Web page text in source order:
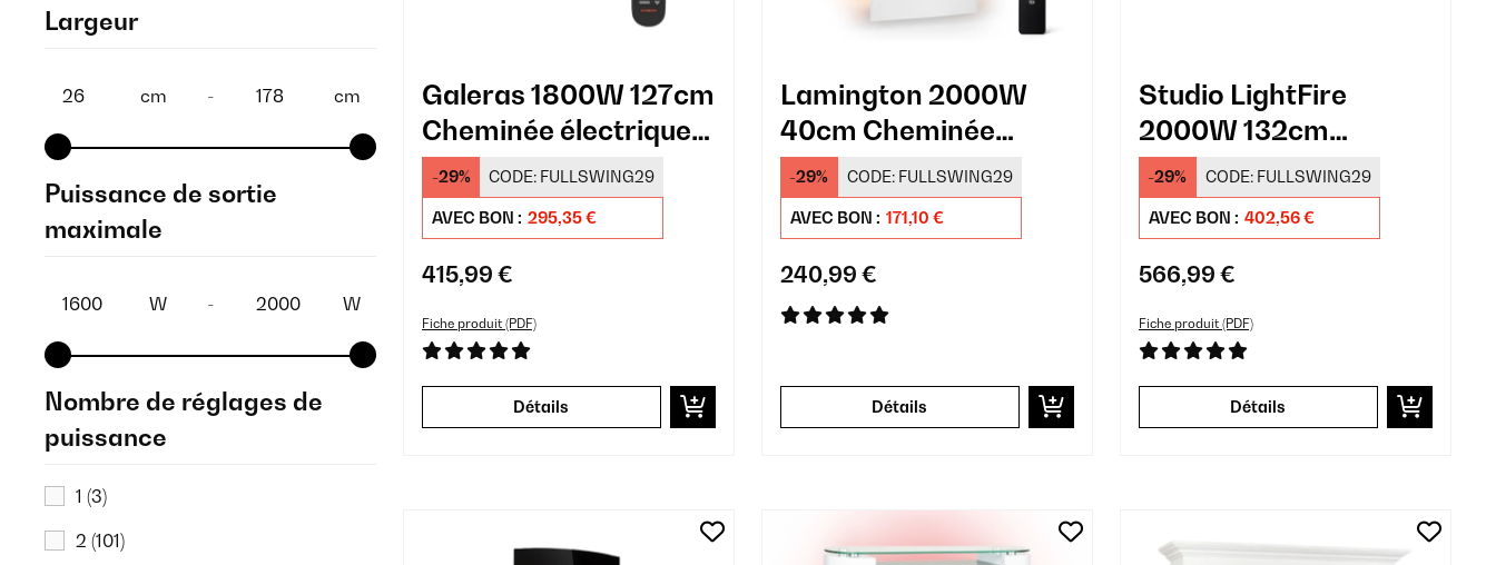
Largeur
cm - cm
Puissance de sortie
maximale
W - W
Nombre de réglages de
puissance
1 (3)
2 (101)
Galeras 1800W 127cm
Cheminée électrique
murale Blanc
-29% CODE: FULLSWING29
AVEC BON : 295,35 €
415,99 €
Fiche produit (PDF)
Détails
Lamington 2000W
40cm Cheminée
électrique murale
Blanc
-29% CODE: FULLSWING29
AVEC BON : 171,10 €
240,99 €
Détails
Studio LightFire
2000W 132cm
Cheminée Électrique
Blanc
-29% CODE: FULLSWING29
AVEC BON : 402,56 €
566,99 €
Fiche produit (PDF)
Détails